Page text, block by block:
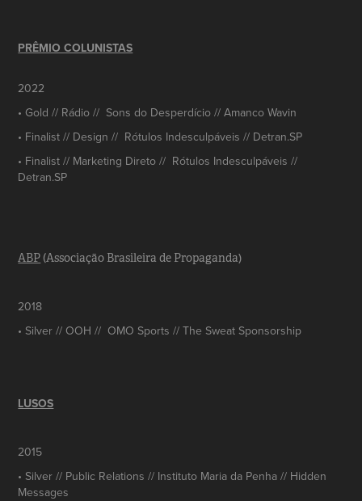
PRÊMIO COLUNISTAS
2022
• Gold // Rádio // Sons do Desperdício // Amanco Wavin
• Finalist // Design // Rótulos Indesculpáveis // Detran.SP
• Finalist // Marketing Direto // Rótulos Indesculpáveis //
Detran.SP
ABP (Associação Brasileira de Propaganda)
2018
• Silver // OOH // OMO Sports // The Sweat Sponsorship
LUSOS
2015
• Silver // Public Relations // Instituto Maria da Penha // Hidden
Messages